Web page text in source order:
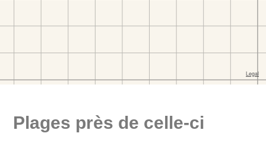
Plages près de celle-ci